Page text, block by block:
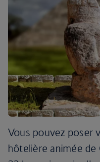
Vous pouvez poser
hôtelière animée de